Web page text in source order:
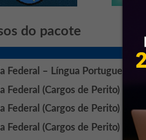
do pacote
Federal – Língua Portuguesa –
Federal (Cargos de Perito)
Federal (Cargos de Perito)
Federal (Cargos de Perito)